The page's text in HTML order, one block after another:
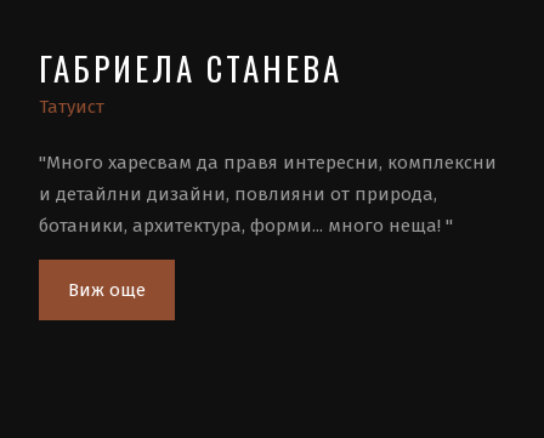
ГАБРИЕЛА СТАНЕВА
Татуист
"Много харесвам да правя интересни, комплексни
и детайлни дизайни, повлияни от природа,
ботаники, архитектура, форми... много неща! "
Виж още